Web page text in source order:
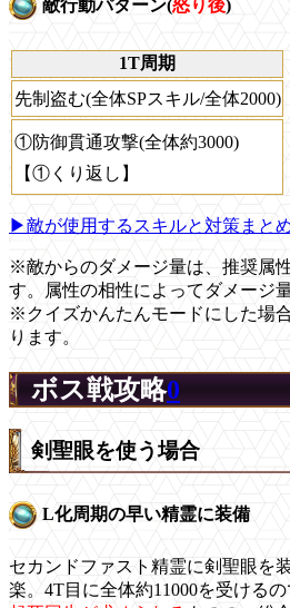
敵行動パターン(怒り後)
1T周期
先制盗む(全体SPスキル/全体2000)
①防御貫通攻撃(全体約3000)
【①くり返し】
▶敵が使用するスキルと対策まと
※敵からのダメージ量は、推奨属
す。属性の相性によってダメージ
※クイズかんたんモードにした場
ります。
ボス戦攻略0
剣聖眼を使う場合
L化周期の早い精霊に装備
セカンドファスト精霊に剣聖眼を
楽。4T目に全体約11000を受ける